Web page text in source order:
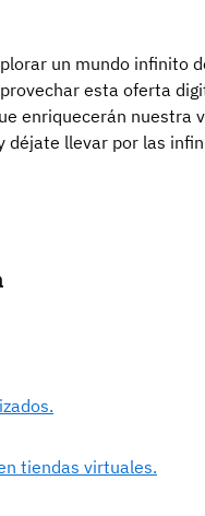
un mundo infinito
esta oferta
enriquecerán nuestra
déjate llevar por las
tiendas virtuales.